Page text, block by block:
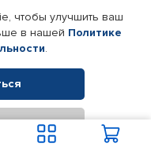
компании
права защищены.
Автопрофи.
чтобы улучшить ваш
в нашей Политике
.